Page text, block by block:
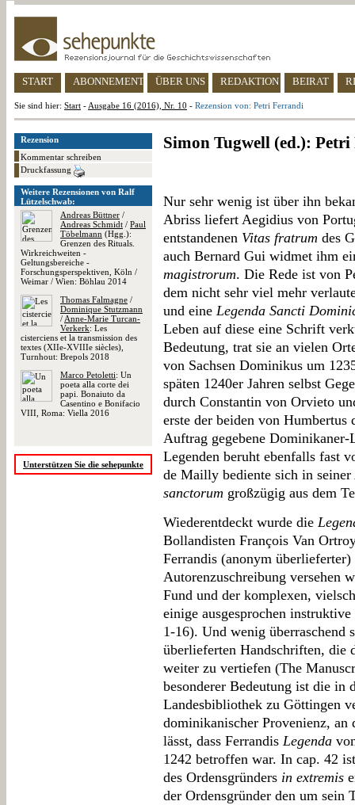
START ABONNEMENT ÜBER UNS REDAKTION BEIRAT
Sie sind hier: Start - Ausgabe 16 (2016), Nr. 10 - Rezension von: Petri Ferrandi
Rezension
Kommentar schreiben
Druckfassung
Weitere Rezensionen von Ralf
Lützelschwab:
Andreas Büttner /
Andreas Schmidt / Paul
Töbelmann (Hgg.):
Grenzen des Rituals.
Wirkreichweiten -
Geltungsbereiche -
Forschungsperspektiven, Köln /
Weimar / Wien: Böhlau 2014
Thomas Falmagne /
Dominique Stutzmann
/ Anne-Marie Turcan-
Verkerk: Les
cisterciens et la transmission des
textes (XIIe-XVIIIe siècles),
Turnhout: Brepols 2018
Marco Petoletti: Un
poeta alla corte dei
papi. Bonaiuto da
Casentino e Bonifacio
VIII, Roma: Viella 2016
Unterstützen Sie die sehepunkte
Simon Tugwell (ed.):
Nur sehr wenig ist über ihn
Abriss liefert Aegidius von
entstandenen Vitas fratrum des
auch Bernard Gui widmet ihm
magistrorum. Die Rede ist von
dem nicht sehr viel mehr
und eine Legenda Sancti
Leben auf diese eine Schrift
Bedeutung, trat sie an vielen
von Sachsen Dominikus um
späten 1240er Jahren selbst
durch Constantin von Orvieto
erste der beiden von Humbertus
Auftrag gegebene
Legenden beruht ebenfalls fast
de Mailly bediente sich in seiner
sanctorum großzügig aus dem
Wiederentdeckt wurde die
Bollandisten François Van
Ferrandis (anonym
Autorenzuschreibung versehen
Fund und der komplexen,
einige ausgesprochen
1-16). Und wenig überraschend
überlieferten Handschriften, die
weiter zu vertiefen (The
besonderer Bedeutung ist die in
Landesbibliothek zu Göttingen
dominikanischer Provenienz,
lässt, dass Ferrandis Legenda
1242 betroffen war. In cap. 42
des Ordensgründers in extremis
der Ordensgründer den um sein